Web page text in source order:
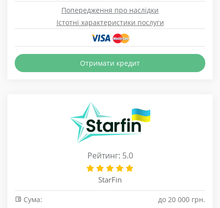
Попередження про наслідки
Істотні характеристики послуги
Отримати кредит
Рейтинг: 5.0
StarFin
Сума:
до 20 000 грн.